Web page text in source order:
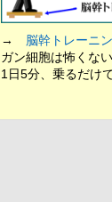
→ 脳幹トレーニ
ガン細胞は怖くない
1日5分、乗るだけ